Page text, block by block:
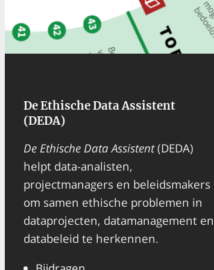
De Ethische Data Assistent
(DEDA)
De Ethische Data Assistent(DEDA)
helpt data-analisten,
projectmanagers en beleidsmakers
om samen ethische problemen in
dataprojecten, datamanagement en
databeleid te herkennen.